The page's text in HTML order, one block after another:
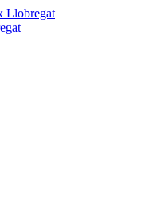
Llobregat